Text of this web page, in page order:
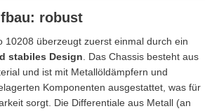
robust
10208 überzeugt zuerst einmal durch ein
stabiles Design . Das Chassis besteht aus
und ist mit Metallöldämpfern und
Komponenten ausgestattet, was für
sorgt. Die Differentiale aus Metall (an